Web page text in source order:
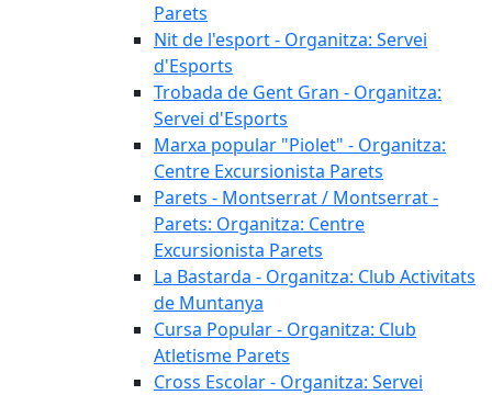
Parets
Nit de l'esport - Organitza: Servei
d'Esports
Trobada de Gent Gran - Organitza:
Servei d'Esports
Marxa popular "Piolet" - Organitza:
Centre Excursionista Parets
Parets - Montserrat / Montserrat -
Parets: Organitza: Centre
Excursionista Parets
La Bastarda - Organitza: Club Activitats
de Muntanya
Cursa Popular - Organitza: Club
Atletisme Parets
Cross Escolar - Organitza: Servei